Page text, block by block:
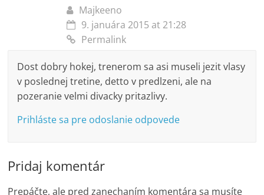
Majkeeno
9. januára 2015 at 21:28
Permalink
Dost dobry hokej, trenerom sa asi museli jezit vlasy
v poslednej tretine, detto v predlzeni, ale na
pozeranie velmi divacky pritazlivy.
Prihláste sa pre odoslanie odpovede
Pridaj komentár
Prepáčte, ale pred zanechaním komentára sa musíte